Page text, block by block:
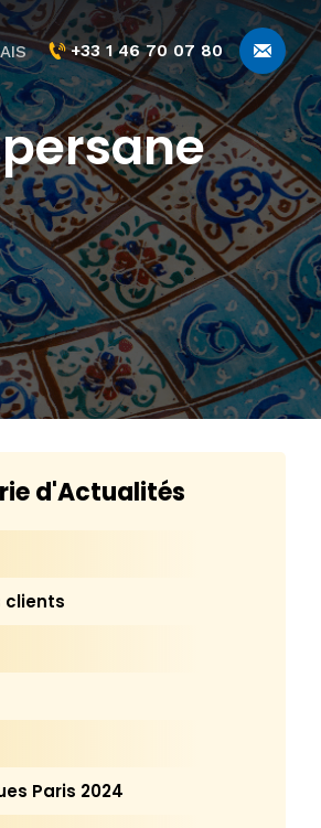
+33 1 46 70 07 80
d'Actualités
clients
Paris 2024